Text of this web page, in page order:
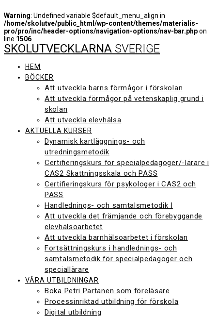
Warning: Undefined variable $default_menu_align in
/home/skolutve/public_html/wp-content/themes/materialis-
pro/pro/inc/header-options/navigation-options/nav-bar.phpon
line 1506
Hoppa
till
SKOLUTVECKLARNA SVERIGE
HEM
BÖCKER
Att utveckla barns förmågor i förskolan
Att utveckla förmågor på vetenskaplig grund i
skolan
Att utveckla elevhälsa
AKTUELLA KURSER
Dynamisk kartläggnings- och
utredningsmetodik
Certifieringskurs för specialpedagoger/-lärare i
CAS2 Skattningsskala och PASS
Certifieringskurs för psykologer i CAS2 och
PASS
Handlednings- och samtalsmetodik I
Att utveckla det främjande och förebyggande
elevhälsoarbetet
Att utveckla barnhälsoarbetet i förskolan
Fortsättningskurs i handlednings- och
samtalsmetodik för specialpedagoger och
speciallärare
VÅRA UTBILDNINGAR
Boka Petri Partanen som föreläsare
Processinriktad utbildning för förskola
Digital utbildning